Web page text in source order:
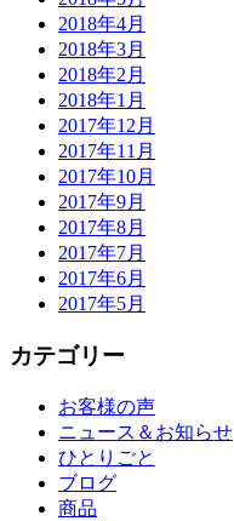
2018年4月
2018年3月
2018年2月
2018年1月
2017年12月
2017年11月
2017年10月
2017年9月
2017年8月
2017年7月
2017年6月
2017年5月
カテゴリー
お客様の声
ニュース＆お知らせ
ひとりごと
ブログ
商品